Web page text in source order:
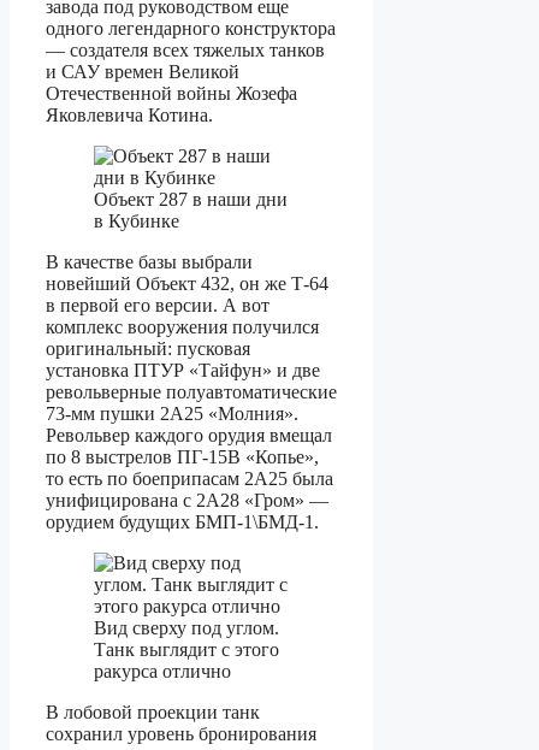
завода под руководством еще
одного легендарного конструктора
— создателя всех тяжелых танков
и САУ времен Великой
Отечественной войны Жозефа
Яковлевича Котина.
Объект 287 в наши дни
в Кубинке
В качестве базы выбрали
новейший Объект 432, он же Т-64
в первой его версии. А вот
комплекс вооружения получился
оригинальный: пусковая
установка ПТУР «Тайфун» и две
револьверные полуавтоматические
73-мм пушки 2А25 «Молния».
Револьвер каждого орудия вмещал
по 8 выстрелов ПГ-15В «Копье»,
то есть по боеприпасам 2А25 была
унифицирована с 2А28 «Гром» —
орудием будущих БМП-1\БМД-1.
Вид сверху под углом.
Танк выглядит с этого
ракурса отлично
В лобовой проекции танк
сохранил уровень бронирования